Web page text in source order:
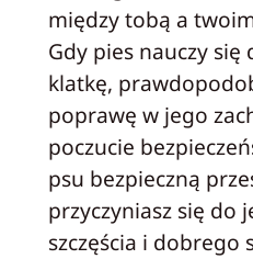
między tobą a
Gdy pies nauczy się
klatkę,
poprawę w jego
poczucie
psu bezpieczną
przyczyniasz się do
szczęścia i dobrego